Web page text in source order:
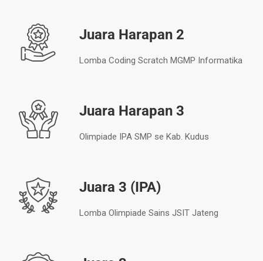
Juara Harapan 2
Lomba Coding Scratch MGMP Informatika
Juara Harapan 3
Olimpiade IPA SMP se Kab. Kudus
Juara 3 (IPA)
Lomba Olimpiade Sains JSIT Jateng